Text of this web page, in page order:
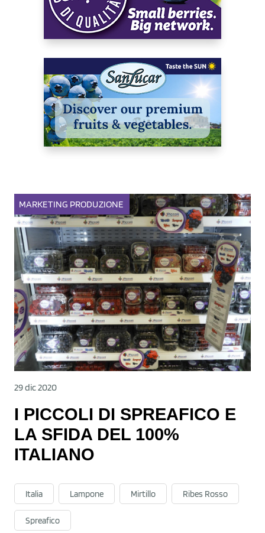
MARKETING PRODUZIONE
29 dic 2020
I PICCOLI DI SPREAFICO E
LA SFIDA DEL 100%
ITALIANO
Italia Lampone Mirtillo Ribes Rosso
Spreafico